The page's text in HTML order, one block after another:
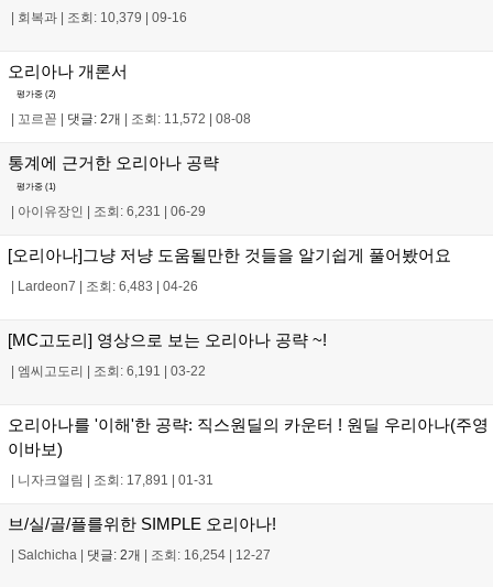
회복과 조회: 10,379 09-16
오리아나 개론서
평가중 (2)
꼬르꼳 댓글: 2개 조회: 11,572 08-08
통계에 근거한 오리아나 공략
평가중 (1)
| 아이유장인 | 조회: 6,231 | 06-29
[오리아나]그냥 저냥 도움될만한 것들을 알기쉽게 풀어봤어요
| Lardeon7 | 조회: 6,483 | 04-26
[MC고도리] 영상으로 보는 오리아나 공략 ~!
| 엠씨고도리 | 조회: 6,191 | 03-22
오리아나를 '이해'한 공략: 직스원딜의 카운터 ! 원딜 우리아나(주영
이바보)
| 니자크열림 | 조회: 17,891 | 01-31
브/실/골/플를위한 SIMPLE 오리아나!
| Salchicha | 댓글: 2개 | 조회: 16,254 | 12-27